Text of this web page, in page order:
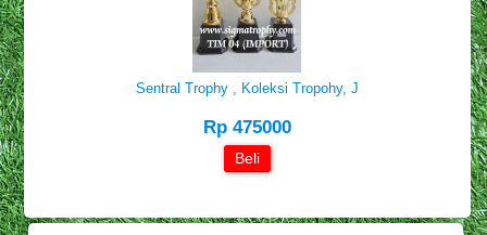
Sentral Trophy , Koleksi Tropohy, J
Rp 475000
Beli